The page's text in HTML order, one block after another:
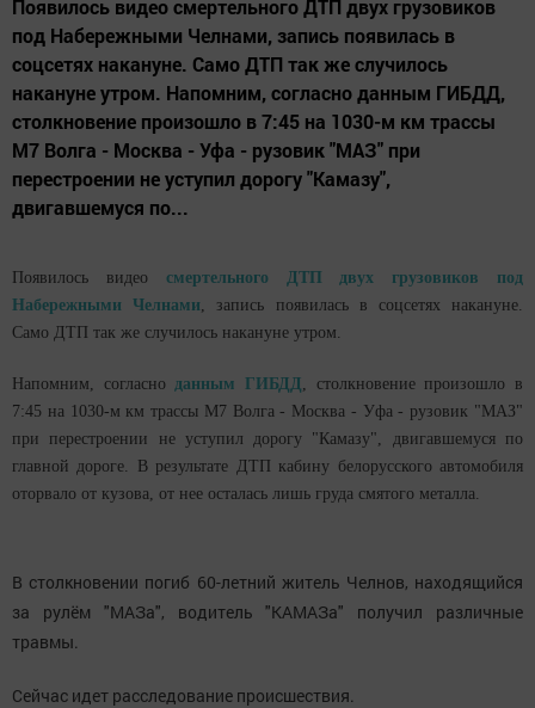
Появилось видео смертельного ДТП двух грузовиков
под Набережными Челнами, запись появилась в
соцсетях накануне. Само ДТП так же случилось
накануне утром. Напомним, согласно данным ГИБДД,
столкновение произошло в 7:45 на 1030-м км трассы
М7 Волга - Москва - Уфа - рузовик "МАЗ" при
перестроении не уступил дорогу "Камазу",
двигавшемуся по...
Появилось видео смертельного ДТП двух грузовиков под
Набережными Челнами , запись появилась в соцсетях накануне.
Само ДТП так же случилось накануне утром.
Напомним, согласно данным ГИБДД , столкновение произошло в
7:45 на 1030-м км трассы М7 Волга - Москва - Уфа - рузовик "МАЗ"
при перестроении не уступил дорогу "Камазу", двигавшемуся по
главной дороге. В результате ДТП кабину белорусского автомобиля
оторвало от кузова, от нее осталась лишь груда смятого металла.
В столкновении погиб 60-летний житель Челнов, находящийся
за рулём "МАЗа", водитель "КАМАЗа" получил различные
травмы.
Сейчас идет расследование происшествия.